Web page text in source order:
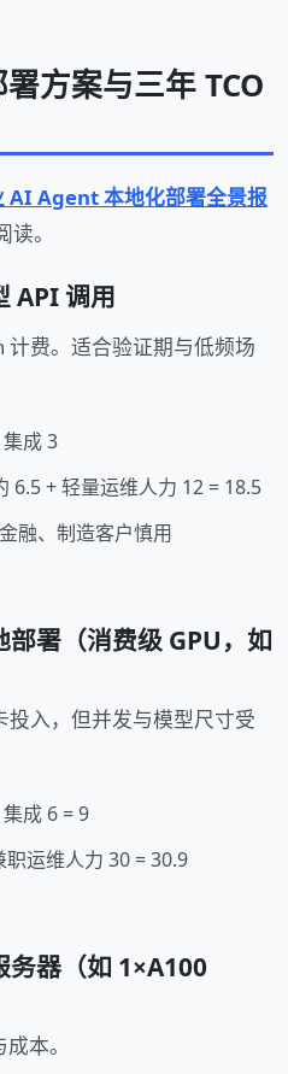
方案与三年 TCO
AI Agent 本地化部署全景报
。
API 调用
费。适合验证期与低频场
成 3
6.5 + 轻量运维人力 12 = 18.5
融、制造客户慎用
署（消费级 GPU，如
入，但并发与模型尺寸受
成 6 = 9
运维人力 30 = 30.9
务器（如 1×A100
本。